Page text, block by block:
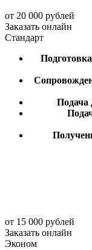
от 20 000 рублей
Заказать онлайн
Стандарт
Подача
от 15 000 рублей
Заказать онлайн
Эконом